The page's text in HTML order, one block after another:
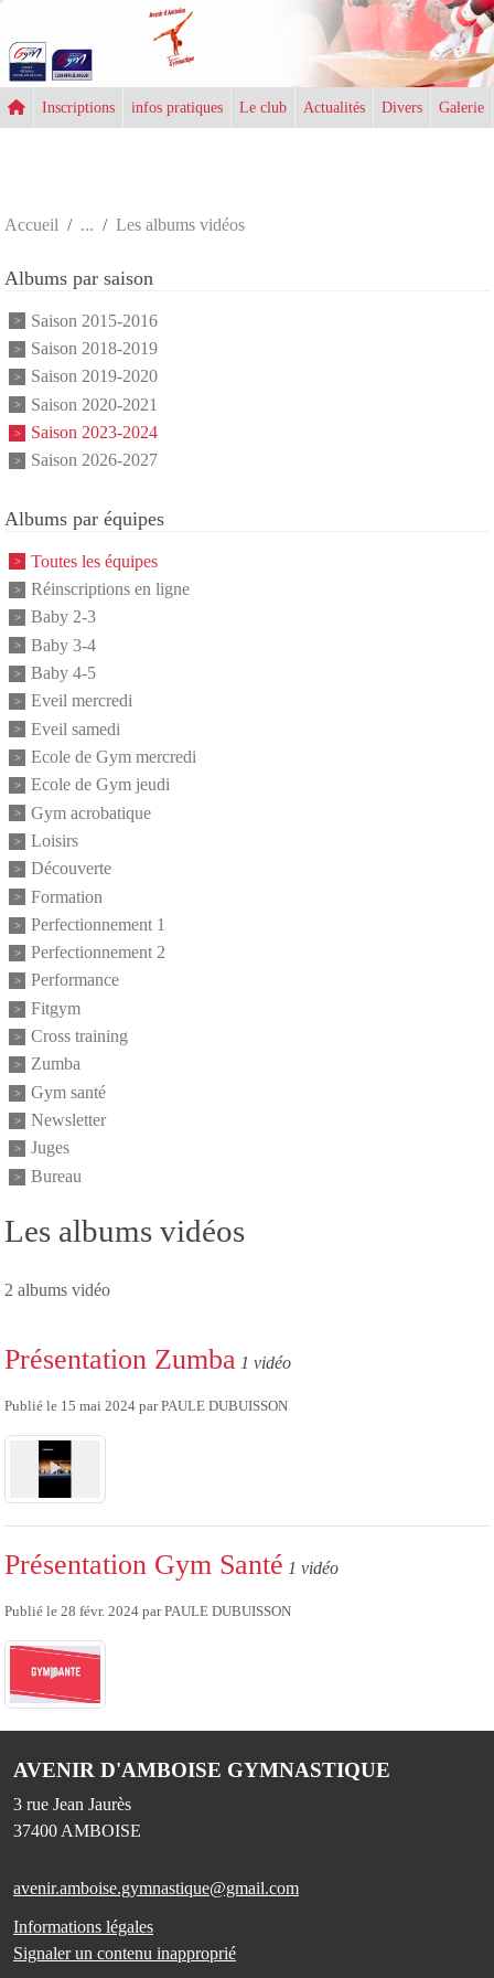
Inscriptions infos pratiques Le club Actualités Divers Galerie
Accueil Les albums vidéos
Les albums vidéos
2 albums vidéo
Présentation Zumba 1 vidéo
Publié le 15 mai 2024 parPAULE DUBUISSON
Présentation Gym Santé 1 vidéo
Publié le 28 févr. 2024 parPAULE DUBUISSON
Albums par saison
Saison 2015-2016
Saison 2018-2019
Saison 2019-2020
Saison 2020-2021
Saison 2023-2024
Saison 2026-2027
Albums par équipes
Toutes les équipes
Réinscriptions en ligne
Baby 2-3
Baby 3-4
Baby 4-5
Eveil mercredi
Eveil samedi
Ecole de Gym mercredi
Ecole de Gym jeudi
Gym acrobatique
Loisirs
Découverte
Formation
Perfectionnement 1
Perfectionnement 2
Performance
Fitgym
Cross training
Zumba
Gym santé
Newsletter
Juges
Bureau
AVENIR D'AMBOISE GYMNASTIQUE
3 rue Jean Jaurès
37400 AMBOISE
avenir.amboise.gymnastique@gmail.com
Informations légales
Signaler un contenu inapproprié
Panneau de gestion des cookies